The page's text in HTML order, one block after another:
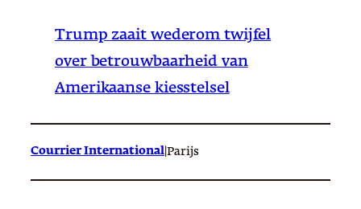
Trump zaait wederom twijfel
over betrouwbaarheid van
Amerikaanse kiesstelsel
Courrier International Parijs